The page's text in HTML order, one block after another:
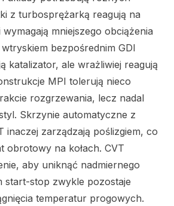
z turbosprężarką reagują na
mniejszego obciążenia
bezpośrednim GDI
katalizator, ale wrażliwiej reagują
MPI tolerują nieco
rozgrzewania, lecz nadal
Skrzynie automatyczne z
inaczej zarządzają poślizgiem, co
obrotowy na kołach. CVT
aby uniknąć nadmiernego
start-stop zwykle pozostaje
temperatur progowych.